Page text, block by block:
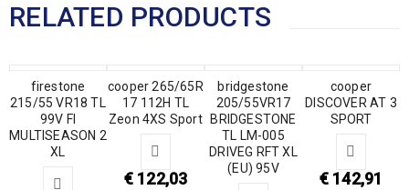
RELATED PRODUCTS
firestone
215/55 VR18 TL
99V FI
MULTISEASON 2
XL
cooper 265/65R
17 112H TL
Zeon 4XS Sport
€122,03
bridgestone
205/55VR17
BRIDGESTONE
TL LM-005
DRIVEG RFT XL
(EU) 95V
cooper
DISCOVER AT 3
SPORT
€142,91